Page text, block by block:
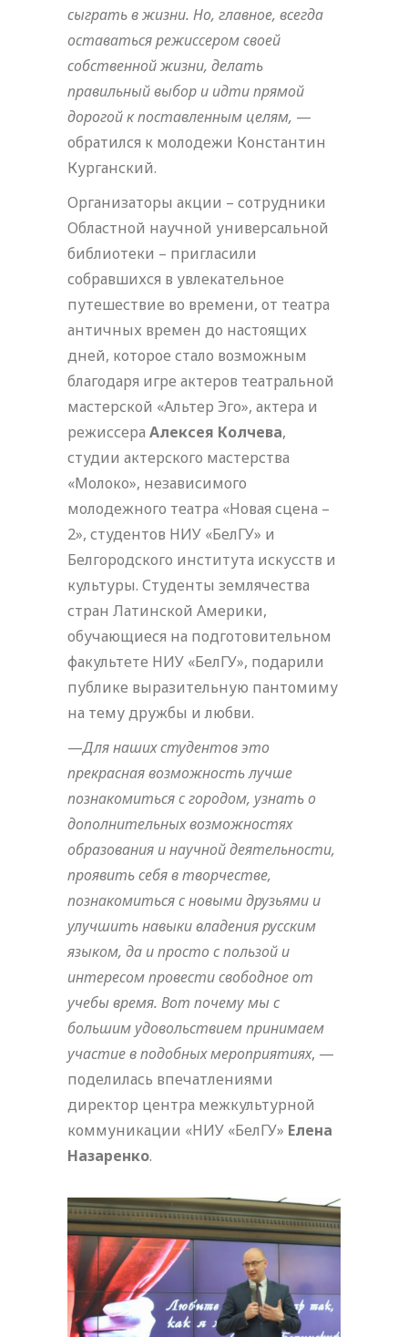
сыграть в жизни. Но, главное, всегда
оставаться режиссером своей
собственной жизни, делать
правильный выбор и идти прямой
дорогой к поставленным целям, —
обратился к молодежи Константин
Курганский.
Организаторы акции – сотрудники
Областной научной универсальной
библиотеки – пригласили
собравшихся в увлекательное
путешествие во времени, от театра
античных времен до настоящих
дней, которое стало возможным
благодаря игре актеров театральной
мастерской «Альтер Эго», актера и
режиссера Алексея Колчева,
студии актерского мастерства
«Молоко», независимого
молодежного театра «Новая сцена –
2», студентов НИУ «БелГУ» и
Белгородского института искусств и
культуры. Студенты землячества
стран Латинской Америки,
обучающиеся на подготовительном
факультете НИУ «БелГУ», подарили
публике выразительную пантомиму
на тему дружбы и любви.
—Для наших студентов это
прекрасная возможность лучше
познакомиться с городом, узнать о
дополнительных возможностях
образования и научной деятельности,
проявить себя в творчестве,
познакомиться с новыми друзьями и
улучшить навыки владения русским
языком, да и просто с пользой и
интересом провести свободное от
учебы время. Вот почему мы с
большим удовольствием принимаем
участие в подобных мероприятиях, —
поделилась впечатлениями
директор центра межкультурной
коммуникации «НИУ «БелГУ» Елена
Назаренко.